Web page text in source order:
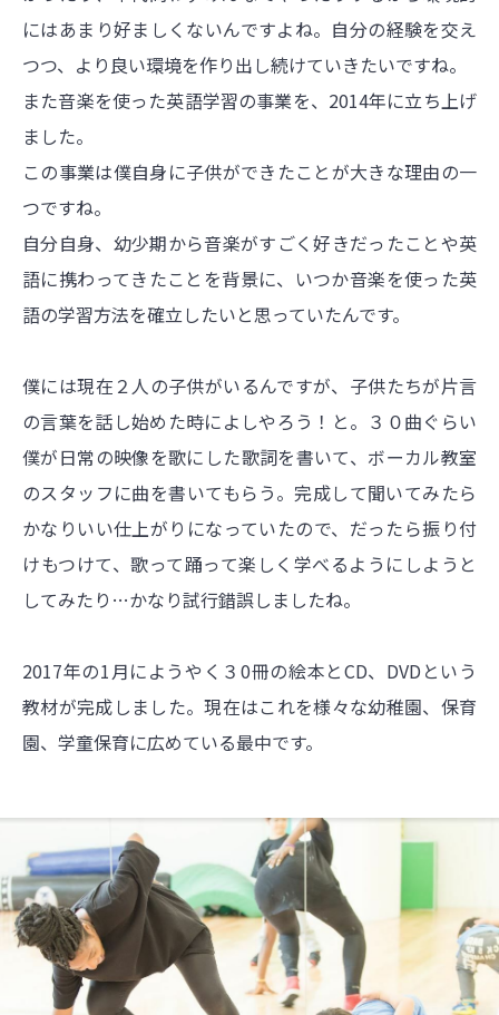
にはあまり好ましくないんですよね。自分の経験を交え
つつ、より良い環境を作り出し続けていきたいですね。
また音楽を使った英語学習の事業を、2014年に立ち上げ
ました。
この事業は僕自身に子供ができたことが大きな理由の一
つですね。
自分自身、幼少期から音楽がすごく好きだったことや英
語に携わってきたことを背景に、いつか音楽を使った英
語の学習方法を確立したいと思っていたんです。
僕には現在２人の子供がいるんですが、子供たちが片言
の言葉を話し始めた時によしやろう！と。３０曲ぐらい
僕が日常の映像を歌にした歌詞を書いて、ボーカル教室
のスタッフに曲を書いてもらう。完成して聞いてみたら
かなりいい仕上がりになっていたので、だったら振り付
けもつけて、歌って踊って楽しく学べるようにしようと
してみたり…かなり試行錯誤しましたね。
2017年の1月にようやく３0冊の絵本とCD、DVDという
教材が完成しました。現在はこれを様々な幼稚園、保育
園、学童保育に広めている最中です。